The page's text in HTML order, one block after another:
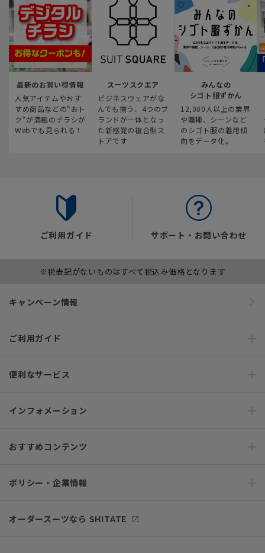
最新のお買い得情報
人気アイテムやおす
すめ商品などの“おト
ク“が満載のチラシが
Webでも見られる！
スーツスクエア
ビジネスウェアがな
んでも揃う、4つのブ
ランドが一体となっ
た新感覚の複合型ス
トアです
みんなの
シゴト服ずかん
12,000人以上の業界
や職種、シーンなど
のシゴト服の着用傾
向をデータ化。
ご利用ガイド サポート・お問い合わせ
※税表記がないものはすべて税込み価格となります
キャンペーン情報
ご利用ガイド
便利なサービス
インフォメーション
おすすめコンテンツ
ポリシー・企業情報
オーダースーツなら SHITATE